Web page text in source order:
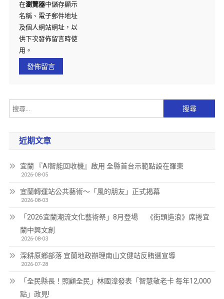
在瀏覽器中儲存顯示
名稱、電子郵件地址
及個人網站網址，以
供下次發佈留言時使
用。
近期文章
宜蘭 『AI智能回收機』啟用 全縣首台示範點設在羅東
2026-08-05
宜蘭轉運站公共藝術～「風的朋友」正式揭幕
2026-08-03
「2026宜蘭潮流文化藝術祭」8月登場 《街頭造浪》席捲宜
蘭中興文創
2026-08-03
深耕原鄉部落 宜蘭地政辦理南山文健站反賄選宣導
2026-07-28
「全民縣長！照顧全民」林國漳發表「智慧敬老卡 每年12,000
點」政見!